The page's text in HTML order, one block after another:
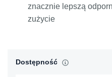
znacznie lepszą
zużycie
Dostępność